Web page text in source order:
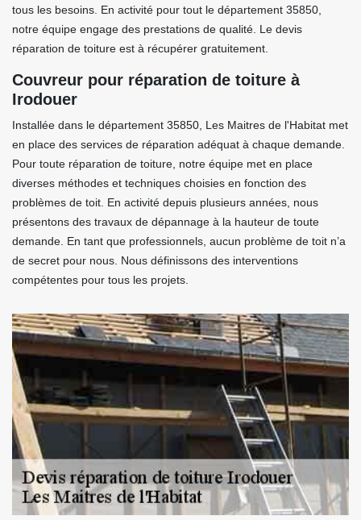
tous les besoins. En activité pour tout le département 35850,
notre équipe engage des prestations de qualité. Le devis
réparation de toiture est à récupérer gratuitement.
Couvreur pour réparation de toiture à
Irodouer
Installée dans le département 35850, Les Maitres de l'Habitat met
en place des services de réparation adéquat à chaque demande.
Pour toute réparation de toiture, notre équipe met en place
diverses méthodes et techniques choisies en fonction des
problèmes de toit. En activité depuis plusieurs années, nous
présentons des travaux de dépannage à la hauteur de toute
demande. En tant que professionnels, aucun problème de toit n’a
de secret pour nous. Nous définissons des interventions
compétentes pour tous les projets.